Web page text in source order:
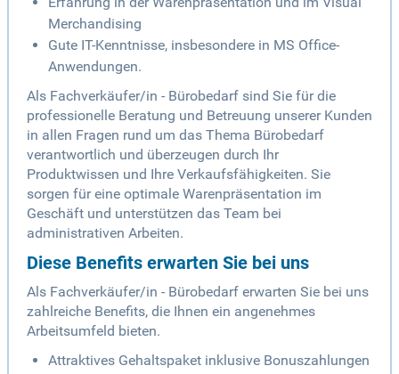
Merchandising
Gute IT-Kenntnisse, insbesondere in MS Office-
Anwendungen.
Als Fachverkäufer/in - Bürobedarf sind Sie für die
professionelle Beratung und Betreuung unserer Kunden
in allen Fragen rund um das Thema Bürobedarf
verantwortlich und überzeugen durch Ihr
Produktwissen und Ihre Verkaufsfähigkeiten. Sie
sorgen für eine optimale Warenpräsentation im
Geschäft und unterstützen das Team bei
administrativen Arbeiten.
Diese Benefits erwarten Sie bei uns
Als Fachverkäufer/in - Bürobedarf erwarten Sie bei uns
zahlreiche Benefits, die Ihnen ein angenehmes
Arbeitsumfeld bieten.
Attraktives Gehaltspaket inklusive Bonuszahlungen